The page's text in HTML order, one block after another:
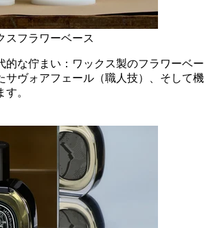
スフラワーベース
的な佇まい：ワックス製のフラワーベー
サヴォアフェール（職人技）、そして機
。